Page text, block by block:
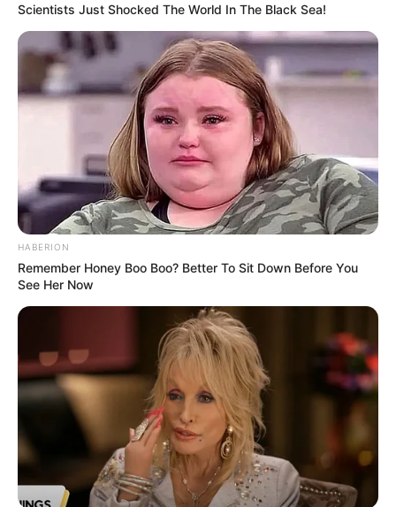
Scientists Just Shocked The World In The Black Sea!
HABERION
Remember Honey Boo Boo? Better To Sit Down Before You
See Her Now